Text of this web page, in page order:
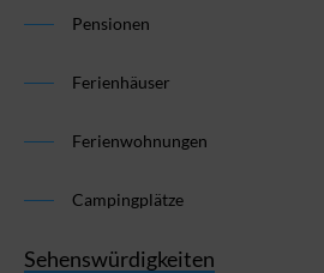
Pensionen
Ferienhäuser
Ferienwohnungen
Campingplätze
Sehenswürdigkeiten